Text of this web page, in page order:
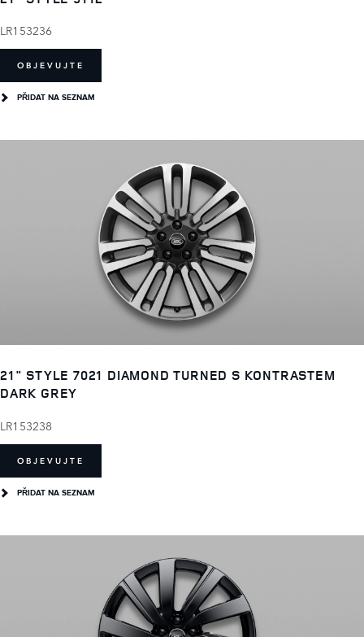
LR153236
OBJEVUJTE
PŘIDAT NA SEZNAM
21" STYLE 7021 DIAMOND TURNED S KONTRASTEM
DARK GREY
LR153238
OBJEVUJTE
PŘIDAT NA SEZNAM